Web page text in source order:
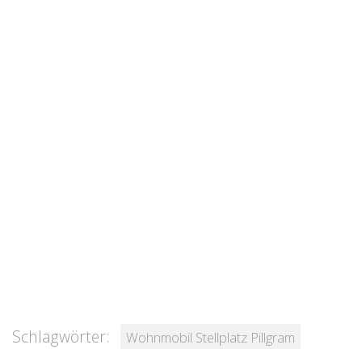
Schlagwörter:
Wohnmobil Stellplatz Pillgram